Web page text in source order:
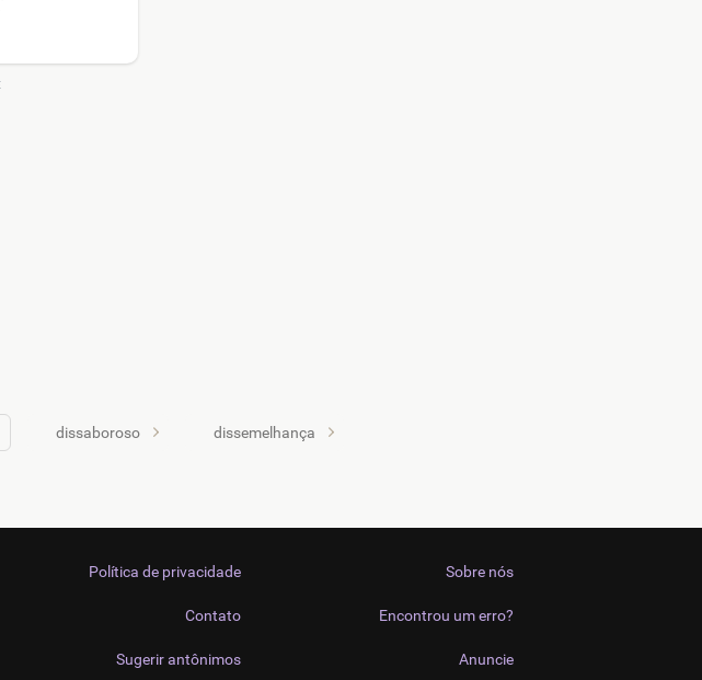
dissaboroso dissemelhança
Sobre nós
Encontrou um erro?
Anuncie
Política de privacidade
Contato
Sugerir antônimos